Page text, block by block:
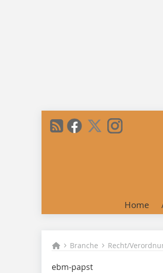
Home
Branche Recht/
ebm-papst